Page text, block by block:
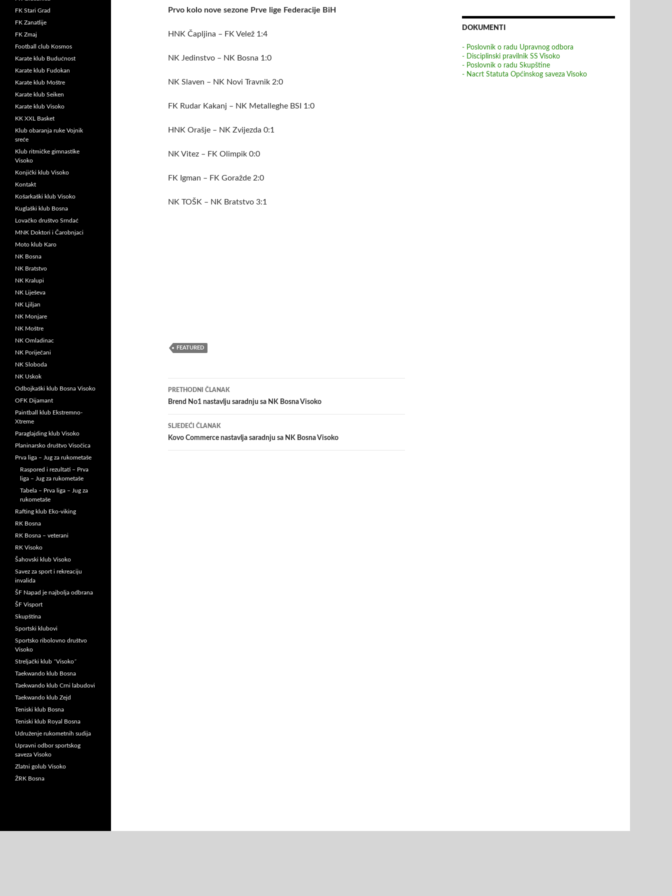
Prvo kolo nove sezone Prve lige Federacije BiH
HNK Čapljina – FK Velež 1:4
NK Jedinstvo – NK Bosna 1:0
NK Slaven – NK Novi Travnik 2:0
FK Rudar Kakanj – NK Metalleghe BSI 1:0
HNK Orašje – NK Zvijezda 0:1
NK Vitez – FK Olimpik 0:0
FK Igman – FK Goražde 2:0
NK TOŠK – NK Bratstvo 3:1
FEATURED
Navigacija
članaka
PRETHODNI ČLANAK
Brend No1 nastavlju saradnju sa NK Bosna Visoko
SLJEDEĆI ČLANAK
Kovo Commerce nastavlja saradnju sa NK Bosna Visoko
DOKUMENTI
- Poslovnik o radu Upravnog odbora
- Disciplinski pravilnik SS Visoko
- Poslovnik o radu Skupštine
- Nacrt Statuta Općinskog saveza Visoko
FK Stari Grad
FK Zanatlije
FK Zmaj
Football club Kosmos
Karate klub Budućnost
Karate klub Fudokan
Karate klub Moštre
Karate klub Seiken
Karate klub Visoko
KK XXL Basket
Klub obaranja ruke Vojnik
sreće
Klub ritmičke gimnastike
Visoko
Konjički klub Visoko
Kontakt
Košarkaški klub Visoko
Kuglaški klub Bosna
Lovačko društvo Srndać
MNK Doktori i Čarobnjaci
Moto klub Karo
NK Bosna
NK Bratstvo
NK Kralupi
NK Liješeva
NK Ljiljan
NK Monjare
NK Moštre
NK Omladinac
NK Poriječani
NK Sloboda
NK Uskok
Odbojkaški klub Bosna Visoko
OFK Dijamant
Paintball klub Ekstremno-
Xtreme
Paraglajding klub Visoko
Planinarsko društvo Visočica
Prva liga – Jug za rukometaše
Raspored i rezultati – Prva
liga – Jug za rukometaše
Tabela – Prva liga – Jug za
rukometaše
Rafting klub Eko-viking
RK Bosna
RK Bosna – veterani
RK Visoko
Šahovski klub Visoko
Savez za sport i rekreaciju
invalida
ŠF Napad je najbolja odbrana
ŠF Visport
Skupština
Sportski klubovi
Sportsko ribolovno društvo
Visoko
Streljački klub ˝Visoko˝
Taekwando klub Bosna
Taekwando klub Crni labudovi
Taekwando klub Zejd
Teniski klub Bosna
Teniski klub Royal Bosna
Udruženje rukometnih sudija
Upravni odbor sportskog
saveza Visoko
Zlatni golub Visoko
ŽRK Bosna